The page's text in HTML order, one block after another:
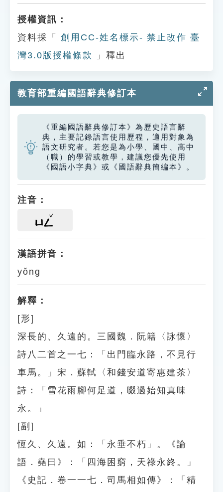
授權資訊：
資料採「
創用CC-姓名標示- 禁止改作 臺
灣3.0版授權條款
」釋出
教育部重編國語辭典修訂本
《重編國語辭典修訂本》為歷史語言辭
典，主要記錄語言使用歷程，適用對象為
語文研究者。若您是為小學、國中、高中
（職）的學習或教學，建議您優先使用
《國語小字典》或《國語辭典簡編本》。
注音：
ㄩㄥ
漢語拼音：
yǒng
解釋：
[形]
深長的、久遠的。三國魏．阮籍〈詠懷〉
詩八二首之一七：「出門臨永路，不見行
車馬。」宋．蘇軾〈和錢安道寄惠建茶〉
詩：「雪花雨腳何足道，啜過始知真味
永。」
[副]
恆久、久遠。如：「永垂不朽」。《論
語．堯曰》：「四海困窮，天祿永終。」
《史記．卷一一七．司馬相如傳》：「精